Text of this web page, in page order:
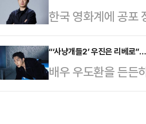
카피를 통해 고레에
이름처럼 아날로그
만큼 수용할 수 있
주역으로 꼽히는데,
탕으로 Z세대에게
한국 영화계에 공포
영화 '살목지'를 연
독립영화제와 부천
부르는 앱: 영' 옴니
관객들과 만나고 있
“‘사냥개들2’ 우진은 리베로
배우 우도환을 든든
강렬하게 맞서며 긴